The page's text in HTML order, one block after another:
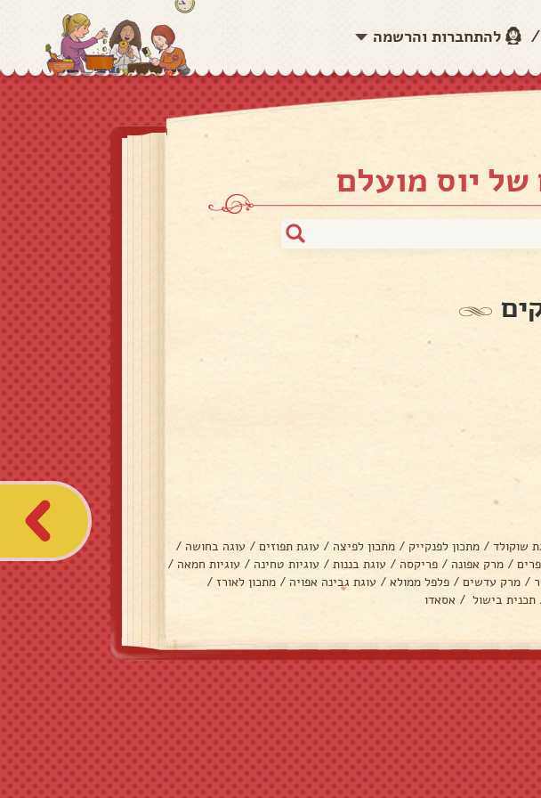
/ להתחברות והרשמה
יוס מועלם
שוקולד / מתכון לפנקייק / מתכון לפיצה / עוגת תפוזים / עוגה בחושה /
/ מרק אפונה / פריקסה / עוגת בננות / עוגיות טחינה / עוגיות חמאה /
/ מרק עדשים / פלפל ממולא / עוגת גבינה אפויה / מתכון לאורז /
תכנית בישול / אסאדו